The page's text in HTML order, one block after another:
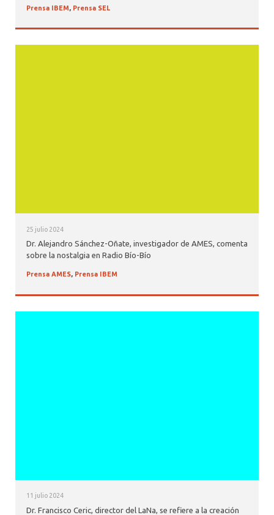
Prensa IBEM, Prensa SEL
25 julio 2024
Dr. Alejandro Sánchez-Oñate, investigador de AMES, comenta
sobre la nostalgia en Radio Bío-Bío
Prensa AMES, Prensa IBEM
11 julio 2024
Dr. Francisco Ceric, director del LaNa, se refiere a la creación